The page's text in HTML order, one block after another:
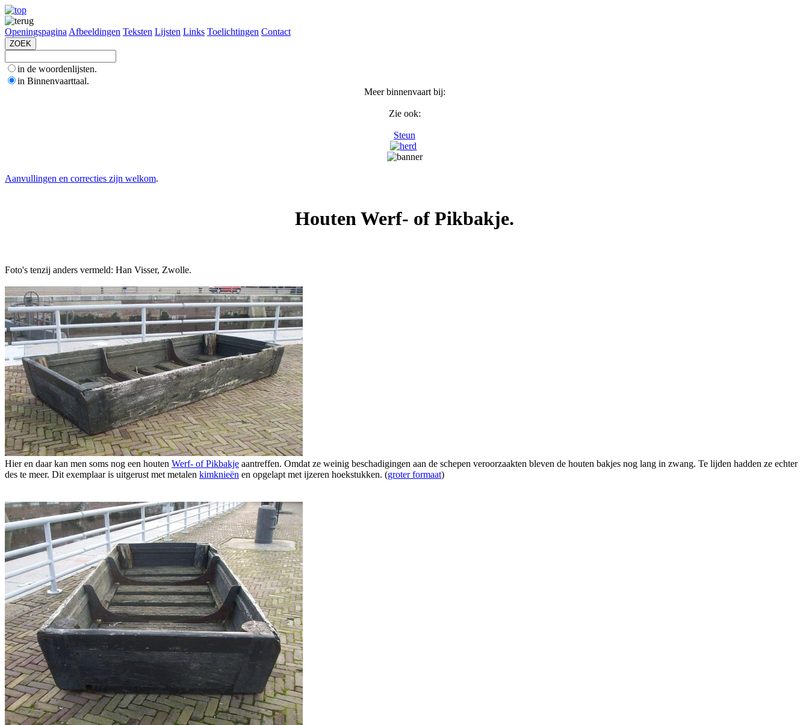
Openingspagina Afbeeldingen Teksten Lijsten Links Toelichtingen Contact
in de woordenlijsten.
in Binnenvaarttaal.
Meer binnenvaart bij:
Zie ook:
Steun
Aanvullingen en correcties zijn welkom.
Houten Werf- of Pikbakje.
Foto's tenzij anders vermeld: Han Visser, Zwolle.
Hier en daar kan men soms nog een houten Werf- of Pikbakje aantreffen. Omdat ze weinig beschadigingen aan de schepen veroorzaakten bleven de houten bakjes nog lang in zwang. Te lijden hadden ze echter
des te meer. Dit exemplaar is uitgerust met metalen kimknieën en opgelapt met ijzeren hoekstukken. (groter formaat)